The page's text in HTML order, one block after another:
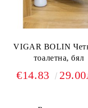
VIGAR BOLIN
тоалетна, бял
€14.83